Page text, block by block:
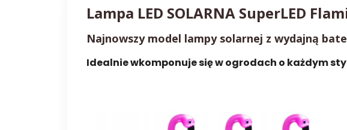
Lampa LED SOLARNA SuperLED
Najnowszy model lampy solarnej z wydajną
Idealnie wkomponuje się w ogrodach o każdym